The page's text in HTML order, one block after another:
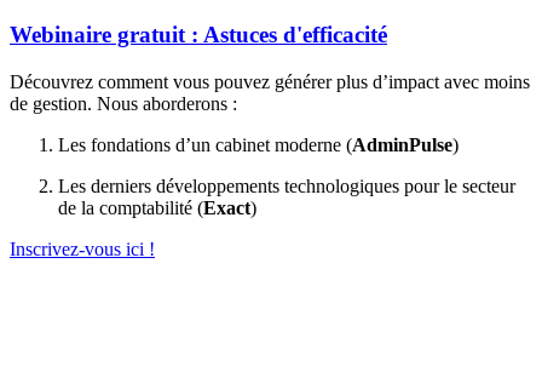
Webinaire gratuit : Astuces d'efficacité
Découvrez comment vous pouvez générer plus d’impact avec moins
de gestion. Nous aborderons :
Les fondations d’un cabinet moderne (AdminPulse)
Les derniers développements technologiques pour le secteur
de la comptabilité (Exact)
Inscrivez-vous ici !